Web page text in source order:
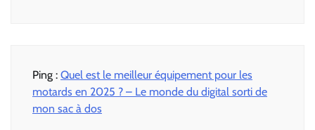
Ping : Quel est le meilleur équipement pour les
motards en 2025 ? – Le monde du digital sorti de
mon sac à dos